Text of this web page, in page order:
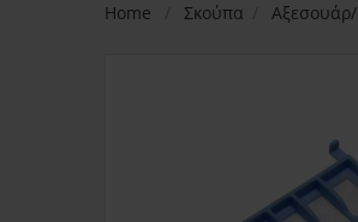
Home Σκούπα Αξεσουάρ/